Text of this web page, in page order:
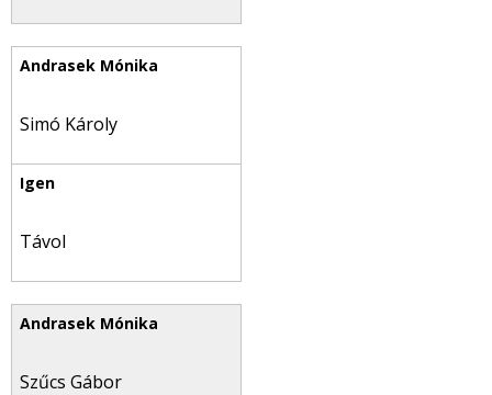
Simó Károly
Távol
Szűcs Gábor